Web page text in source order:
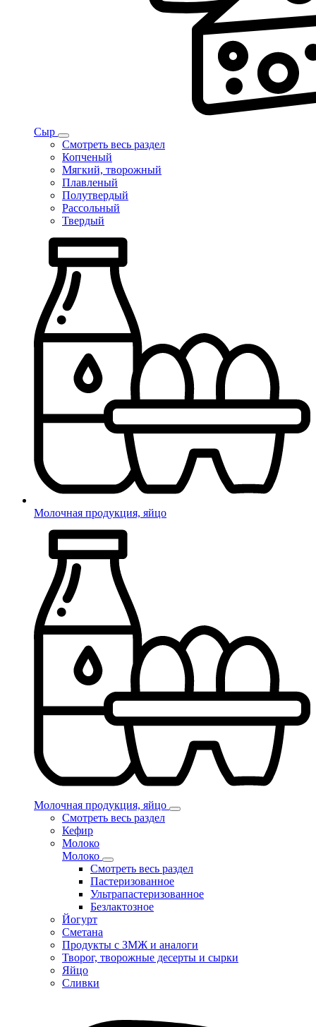
Сыр
Смотреть весь раздел
Копченый
Мягкий, творожный
Плавленый
Полутвердый
Рассольный
Твердый
Молочная продукция, яйцо
Молочная продукция, яйцо
Смотреть весь раздел
Кефир
Молоко
Молоко
Смотреть весь раздел
Пастеризованное
Ультрапастеризованное
Безлактозное
Йогурт
Сметана
Продукты с ЗМЖ и аналоги
Творог, творожные десерты и сырки
Яйцо
Сливки